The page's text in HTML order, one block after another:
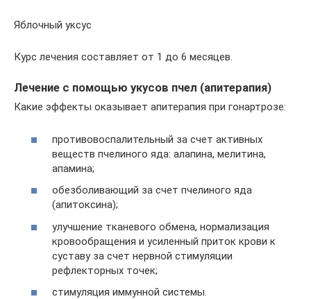
Яблочный уксус
Курс лечения составляет от 1 до 6 месяцев.
Лечение с помощью укусов пчел (апитерапия)
Какие эффекты оказывает апитерапия при гонартрозе:
противовоспалительный за счет активных
веществ пчелиного яда: алапина, мелитина,
апамина;
обезболивающий за счет пчелиного яда
(апитоксина);
улучшение тканевого обмена, нормализация
кровообращения и усиленный приток крови к
суставу за счет нервной стимуляции
рефлекторных точек;
стимуляция иммунной системы.